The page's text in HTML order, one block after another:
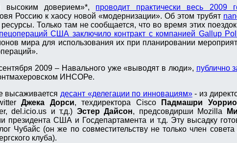
высоким доверием»*, проводит практически весь
Россию к хаосу новой «модернизации». Об этом трубят
Только там не сообщается, что во время этих поездок
США заключило контракт с компанией Gallup
мира для использования их при планировании
2009 – Навального уже «выводят в люди», публично
ИНСОРе.
высаживается десант «делегации по инновациям»- из
Джека Дорси, техдиректора Cisco Падмашри
del.icio.us и т.д.) Эстер Дайсон, предсовдирши Mozilla
президента США и Госдепартамента и т.д. Эту высадку
Чубайс (он же по совместительству не только член совета
клуба).